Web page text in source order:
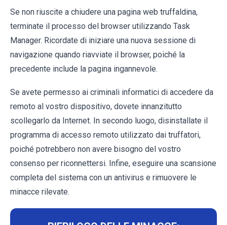
Se non riuscite a chiudere una pagina web truffaldina,
terminate il processo del browser utilizzando Task
Manager. Ricordate di iniziare una nuova sessione di
navigazione quando riavviate il browser, poiché la
precedente include la pagina ingannevole.
Se avete permesso ai criminali informatici di accedere da
remoto al vostro dispositivo, dovete innanzitutto
scollegarlo da Internet. In secondo luogo, disinstallate il
programma di accesso remoto utilizzato dai truffatori,
poiché potrebbero non avere bisogno del vostro
consenso per riconnettersi. Infine, eseguire una scansione
completa del sistema con un antivirus e rimuovere le
minacce rilevate.